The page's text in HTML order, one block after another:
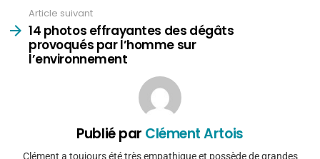
Article suivant
14 photos effrayantes des dégâts
provoqués par l’homme sur
l’environnement
Publié par Clément Artois
Clément a toujours été très empathique et possède de grandes